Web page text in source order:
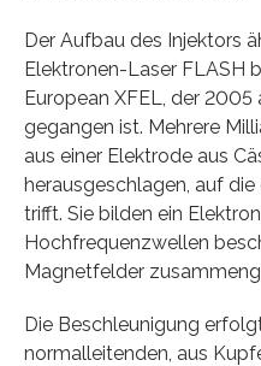
Der Aufbau des Injektors
Elektronen-Laser FLASH
European XFEL, der
gegangen ist. Mehrere
aus einer Elektrode aus
herausgeschlagen, auf
trifft. Sie bilden ein
Hochfrequenzwellen
Magnetfelder
Die Beschleunigung
normalleitenden, aus